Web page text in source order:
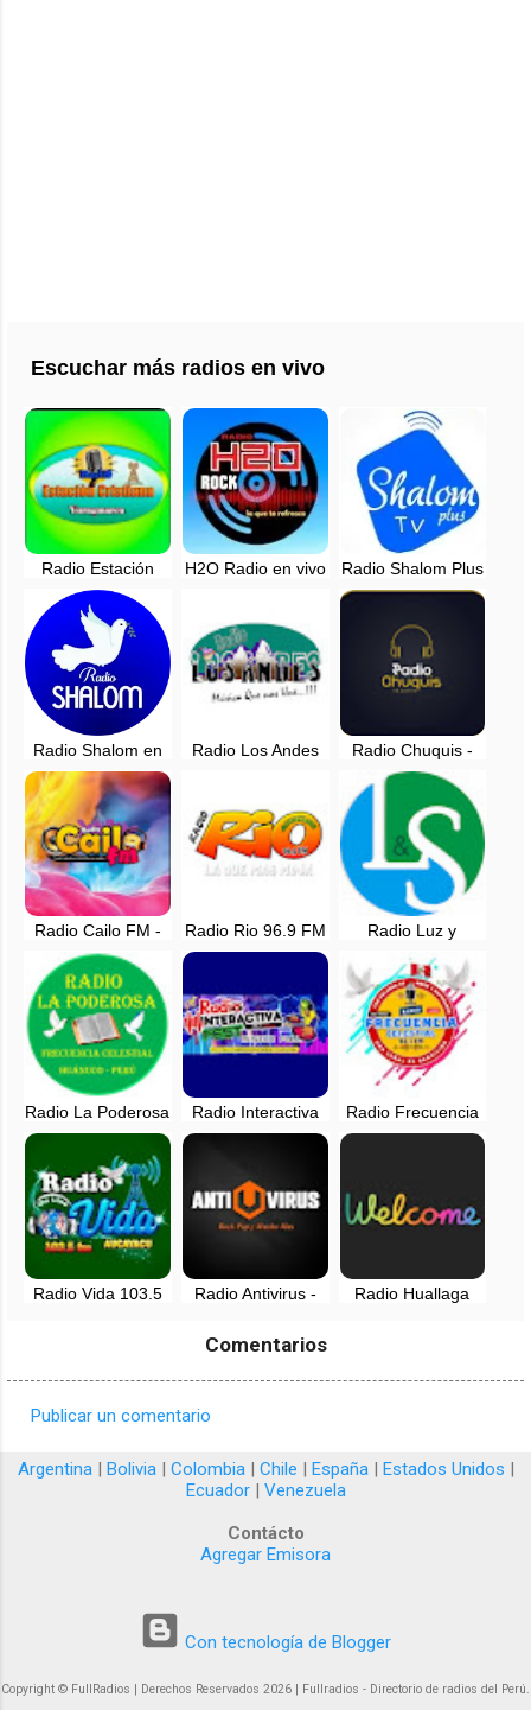
Escuchar más radios en vivo
Radio Estación
Cristiana
Yuragmarca en
vivo - Huanuco,
Perú
H2O Radio en vivo
Radio Shalom Plus
96.5 FM - Tingo
Radio Shalom en
vivo - Huanuco,
Perú
Radio Los Andes
Radio Chuquis -
Huanuco, Perú -
en vivo
Radio Cailo FM -
EN VIVO -
Chuquis, Dos de
Mayo - Huanuco
Radio Rio 96.9 FM
- Aucayacu,
Radio Luz y
- Huanuco - EN
VIVO
Radio La Poderosa
99.7 FM - San
Pablo de Pillao,
Huanuco
Radio Interactiva
Fest en vivo -
Radio Frecuencia
Celestial en vivo -
San Pablo - Pillao -
Radio Vida 103.5
Radio Antivirus -
Radio Huallaga
Comentarios
o
i
Publicar un comentario
Argentina| Bolivia| Colombia| Chile | España| Estados Unidos |
Ecuador| Venezuela
Contácto
Agregar Emisora
Con tecnología de Blogger
Copyright © FullRadios | Derechos Reservados 2026 | Fullradios - Directorio de radios del Perú.